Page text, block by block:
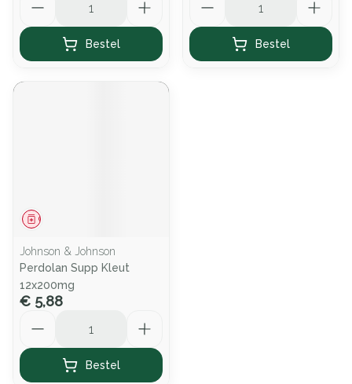
Bestel Bestel
Geneesmiddel
Johnson & Johnson
Perdolan Supp Kleut
12x200mg
€ 5,88
Bestel